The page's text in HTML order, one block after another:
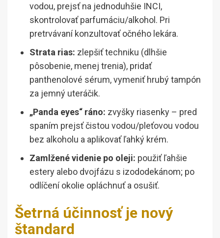
vodou, prejsť na jednoduhšie INCI,
skontrolovať parfumáciu/alkohol. Pri
pretrvávaní konzultovať očného lekára.
Strata rias: zlepšiť techniku (dlhšie
pôsobenie, menej trenia), pridať
panthenolové sérum, vymeniť hrubý tampón
za jemný uteráčik.
„Panda eyes“ ráno: zvyšky riasenky – pred
spaním prejsť čistou vodou/pleťovou vodou
bez alkoholu a aplikovať ľahký krém.
Zamlžené videnie po oleji: použiť ľahšie
estery alebo dvojfázu s izododekánom; po
odlíčení okolie opláchnuť a osušiť.
Šetrná účinnosť je nový
štandard